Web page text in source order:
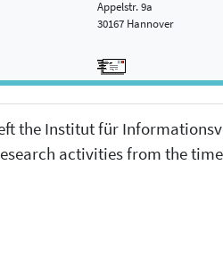
Appelstr. 9a
30167 Hannover
the Institut für
activities from the